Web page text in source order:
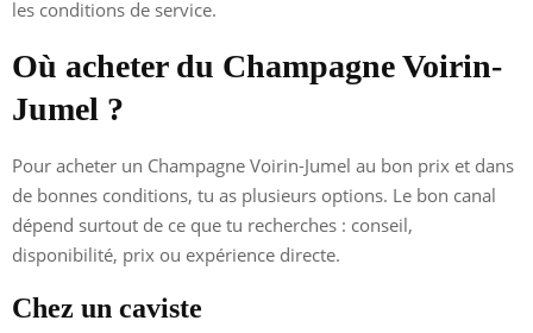
les conditions de service.
Où acheter du Champagne Voirin-
Jumel ?
Pour acheter un Champagne Voirin-Jumel au bon prix et dans
de bonnes conditions, tu as plusieurs options. Le bon canal
dépend surtout de ce que tu recherches : conseil,
disponibilité, prix ou expérience directe.
Chez un caviste